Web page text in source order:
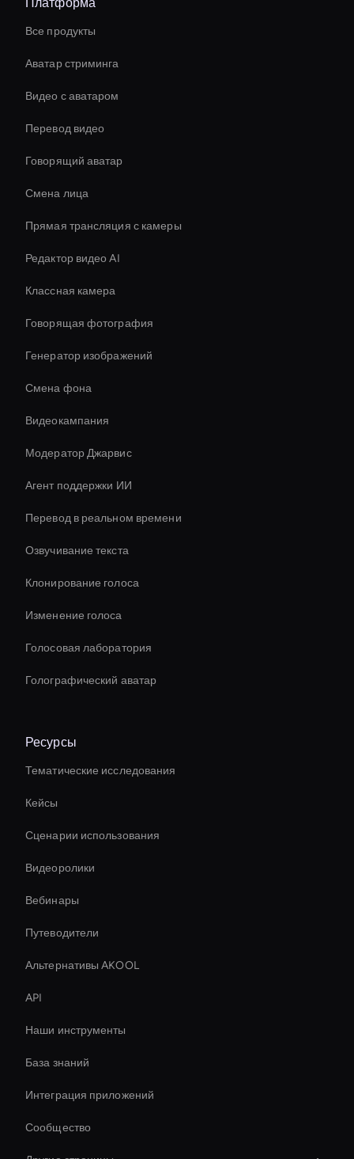
Все продукты
Аватар стриминга
Видео с аватаром
Перевод видео
Говорящий аватар
Смена лица
Прямая трансляция с камеры
Редактор видео AI
Классная камера
Говорящая фотография
Генератор изображений
Смена фона
Видеокампания
Модератор Джарвис
Агент поддержки ИИ
Перевод в реальном времени
Озвучивание текста
Клонирование голоса
Изменение голоса
Голосовая лаборатория
Голографический аватар
Ресурсы
Тематические исследования
Кейсы
Сценарии использования
Видеоролики
Вебинары
Путеводители
Альтернативы AKOOL
API
Наши инструменты
База знаний
Интеграция приложений
Сообщество